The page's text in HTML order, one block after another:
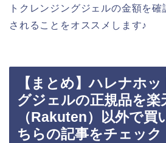
トクレンジングジェルの金額を確
されることをオススメします♪
【まとめ】ハレナホ
グジェルの正規品を楽
（Rakuten）以外で買
ちらの記事をチェック